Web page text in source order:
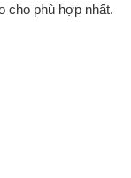
cho phù hợp nhất.